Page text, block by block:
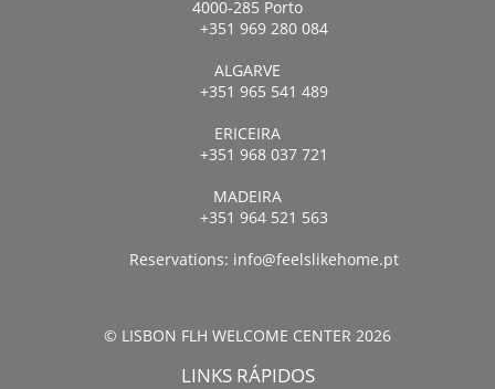
4000-285 Porto
+351 969 280 084
ALGARVE
+351 965 541 489
ERICEIRA
+351 968 037 721
MADEIRA
+351 964 521 563
Reservations: info@feelslikehome.pt
© LISBON FLH WELCOME CENTER 2026
LINKS RÁPIDOS